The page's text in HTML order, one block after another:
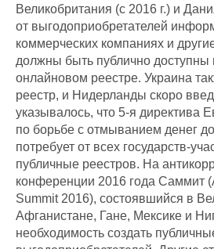
Великобритания (с 2016 г.) и
от выгодоприобретателей
коммерческих компаниях и
должны быть публично доступны
онлайновом реестре. Украина
реестр, и Нидерланды скоро
указывалось, что 5-я директива
по борьбе с отмыванием денег
потребует от всех государств-
публичные реестров. На
конференции 2016 года Саммит
Summit 2016), состоявшийся в
Афганистане, Гане, Мексике и
необходимость создать